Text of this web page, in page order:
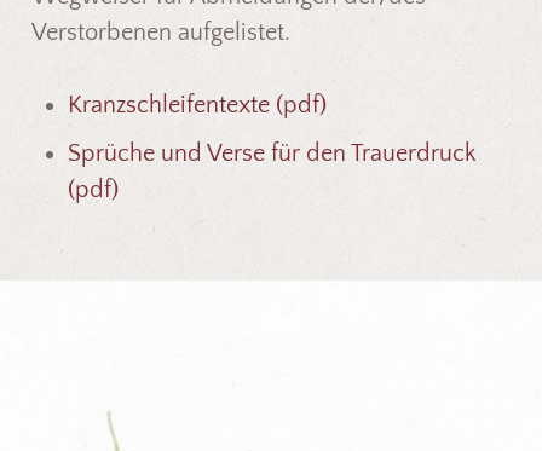
Verstorbenen aufgelistet.
Kranzschleifentexte (pdf)
Sprüche und Verse für den Trauerdruck
(pdf)